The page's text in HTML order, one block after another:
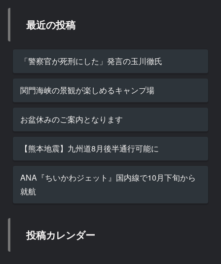
最近の投稿
「警察官が死刑にした」発言の玉川徹氏
関門海峡の景観が楽しめるキャンプ場
お盆休みのご案内となります
【熊本地震】九州道8月後半通行可能に
ANA『ちいかわジェット』国内線で10月下旬から
就航
投稿カレンダー